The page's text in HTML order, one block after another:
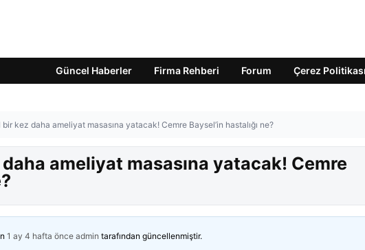
Güncel Haberler Firma Rehberi Forum Çerez Politikası
kez daha ameliyat masasına yatacak! Cemre Baysel’in hastalığı ne?
ameliyat masasına yatacak! Cemre
1 ay 4 hafta önce admin tarafından güncellenmiştir.